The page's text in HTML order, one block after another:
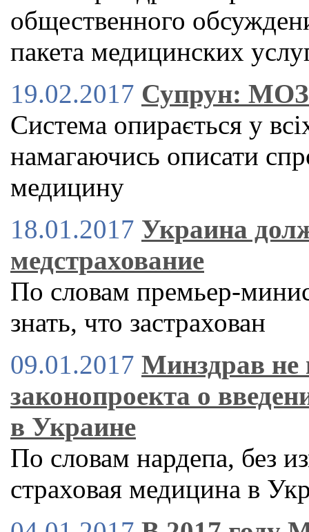
общественного
пакета медицинских
19.02.2017 Супрун:
Система опирається у
намагаючись описати
медицину
18.01.2017 Украина
медстрахование
По словам премьер-
знать, что застрахован
09.01.2017 Минздрав не
законопроекта о
в Украине
По словам нардепа, без
страховая медицина в